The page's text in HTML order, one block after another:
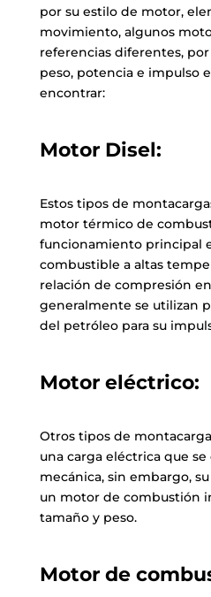
por su estilo de motor,
movimiento, algunos
referencias diferentes,
peso, potencia e impulso
encontrar:
Motor Disel:
Estos tipos de
motor térmico de
funcionamiento principal
combustible a altas
relación de compresión
generalmente se utilizan
del petróleo para su
Motor eléctrico:
Otros tipos de
una carga eléctrica que
mecánica, sin embargo,
un motor de combustión
tamaño y peso.
Motor de